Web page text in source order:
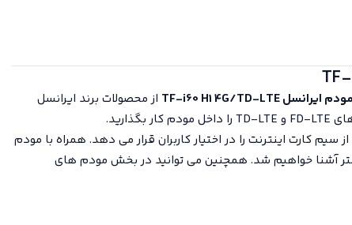
مودم ایرانسل TF-i60 H1 4G/TD-LTE
از محصولات برند ایرانسل
سیم کارت اینترنت را در اختیار کاربران قرار می دهد. همراه با مودم